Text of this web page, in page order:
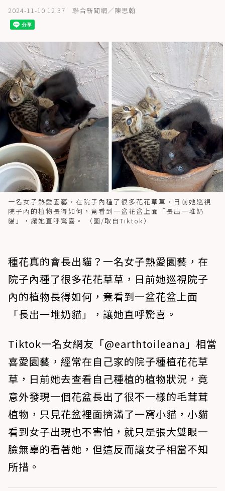
2024-11-10 12:37 聯合新聞網／陳思翰
一名女子熱愛園藝，在院子內種了很多花花草草，日前她巡視
院子內的植物長得如何，竟看到一盆花盆上面「長出一堆奶
貓」，讓她直呼驚喜。 （圖/取自Tiktok）
種花真的會長出貓？一名女子熱愛園藝，在
院子內種了很多花花草草，日前她巡視院子
內的植物長得如何，竟看到一盆花盆上面
「長出一堆奶貓」，讓她直呼驚喜。
Tiktok一名女網友「@earthtoileana」相當
喜愛園藝，經常在自己家的院子種植花花草
草，日前她去查看自己種植的植物狀況，竟
意外發現一個花盆長出了很不一樣的毛茸茸
植物，只見花盆裡面擠滿了一窩小貓，小貓
看到女子出現也不害怕，就只是張大雙眼一
臉無辜的看著她，但這反而讓女子相當不知
所措。